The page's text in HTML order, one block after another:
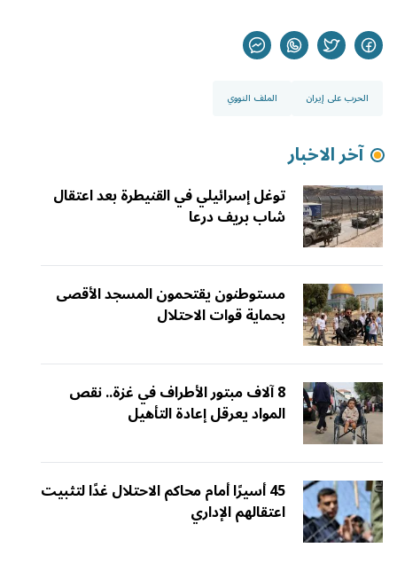
الحرب على إيران الملف النووي
آخر الاخبار
توغل إسرائيلي في القنيطرة بعد اعتقال
شاب بريف درعا
مستوطنون يقتحمون المسجد الأقصى
بحماية قوات الاحتلال
8 آلاف مبتور الأطراف في غزة.. نقص
المواد يعرقل إعادة التأهيل
45 أسيرًا أمام محاكم الاحتلال غدًا لتثبيت
اعتقالهم الإداري